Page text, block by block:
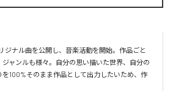
ジナル曲を公開し、音楽活動を開始。作品ごと
ャンルも様々。自分の思い描いた世界、自分の
100%そのまま作品として出力したいため、作